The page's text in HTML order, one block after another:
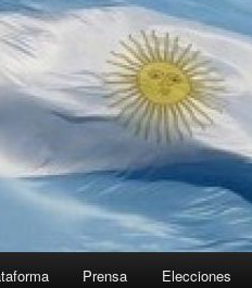
Prensa Elecciones